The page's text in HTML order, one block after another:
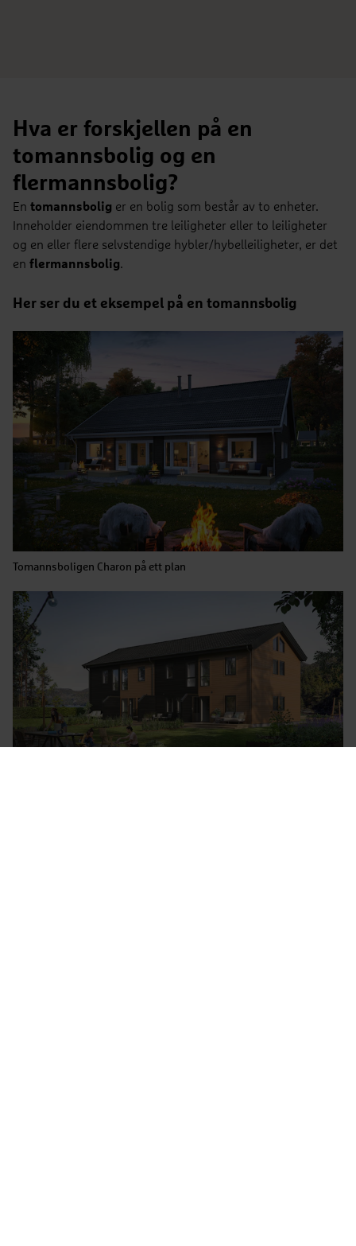
Hva er forskjellen på en
tomannsbolig og en
flermannsbolig?
En tomannsbolig er en bolig som består av to enheter.
Inneholder eiendommen tre leiligheter eller to leiligheter
og en eller flere selvstendige hybler/hybelleiligheter, er det
en flermannsbolig.
Her ser du et eksempel på en tomannsbolig
Tomannsboligen Charon på ett plan